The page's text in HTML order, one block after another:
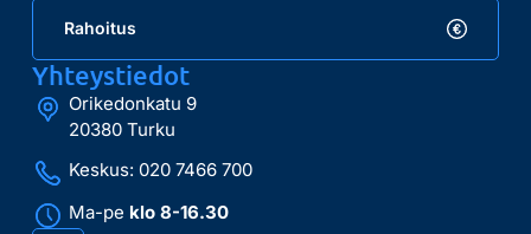
Rahoitus
Yhteystiedot
Orikedonkatu 9
20380 Turku
Keskus: 020 7466 700
Ma-pe klo 8-16.30